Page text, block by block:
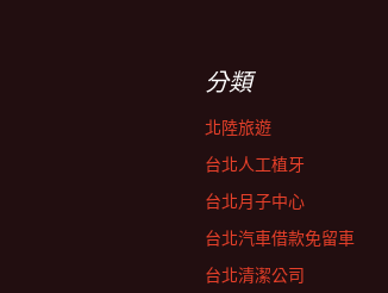
分類
北陸旅遊
台北人工植牙
台北月子中心
台北汽車借款免留車
台北清潔公司